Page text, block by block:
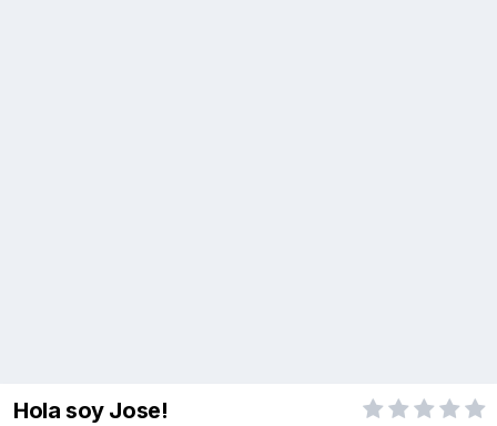
Hola soy Jose!